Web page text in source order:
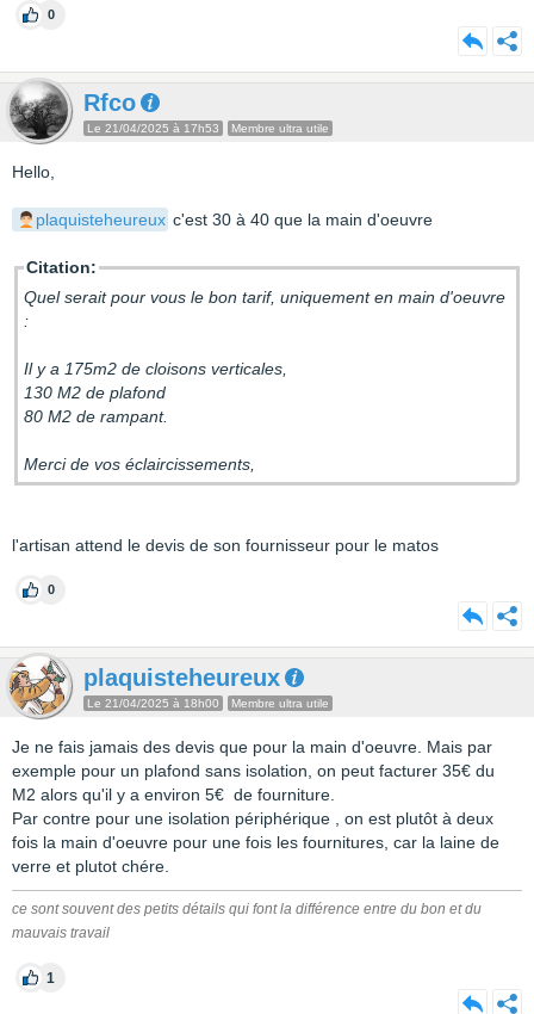
0
Rfco
Le 21/04/2025 à 17h53 Membre ultra utile
Hello,
plaquisteheureux c'est 30 à 40 que la main d'oeuvre
Citation:
Quel serait pour vous le bon tarif, uniquement en main d'oeuvre
:
Il y a 175m2 de cloisons verticales,
130 M2 de plafond
80 M2 de rampant.
Merci de vos éclaircissements,
l'artisan attend le devis de son fournisseur pour le matos
0
plaquisteheureux
Le 21/04/2025 à 18h00 Membre ultra utile
Je ne fais jamais des devis que pour la main d'oeuvre. Mais par
exemple pour un plafond sans isolation, on peut facturer 35€ du
M2 alors qu'il y a environ 5€ de fourniture.
Par contre pour une isolation périphérique , on est plutôt à deux
fois la main d'oeuvre pour une fois les fournitures, car la laine de
verre et plutot chére.
ce sont souvent des petits détails qui font la différence entre du bon et du
mauvais travail
1